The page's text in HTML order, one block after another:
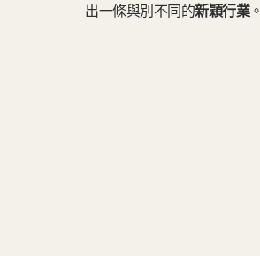
出一條與別不同的新穎行業。